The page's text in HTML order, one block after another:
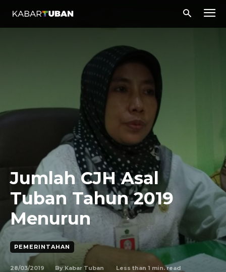
Jumlah CJH Asal
Tuban Tahun 2019
Menurun
PEMERINTAHAN
28/03/2019 By Kabar Tuban Less than 1 min. read